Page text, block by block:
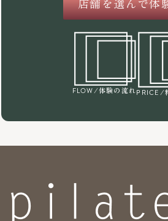
FLOW /体験の流れPRICE /